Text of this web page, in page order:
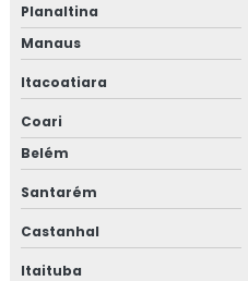
Planaltina
Manaus
Itacoatiara
Coari
Belém
Santarém
Castanhal
Itaituba